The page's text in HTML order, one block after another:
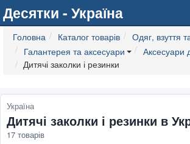
Десятки - Україна
Головна Каталог товарів
Одяг, взуття
Галантерея та аксесуари
Аксесуари
Дитячі заколки і резинки
Україна
Дитячі заколки і резинки в
17 товарів